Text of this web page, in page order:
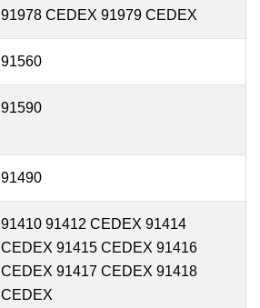
91978 CEDEX 91979 CEDEX
91560
91590
91490
91410 91412 CEDEX 91414
CEDEX 91415 CEDEX 91416
CEDEX 91417 CEDEX 91418
CEDEX